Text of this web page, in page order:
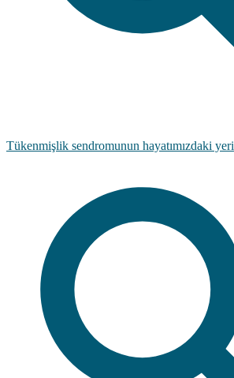
Tükenmişlik sendromunun hayatımızdaki yeri